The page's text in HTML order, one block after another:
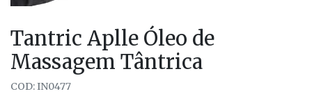
Tantric Aplle Óleo de
Massagem Tântrica
COD: IN0477